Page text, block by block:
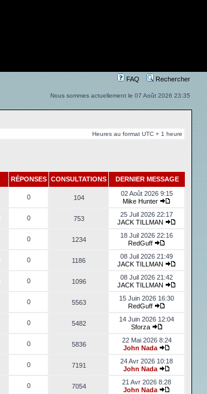
FAQ Rechercher
Nous sommes actuellement le 07 Août 2026 23:35
Heures au format UTC + 1 heure
RÉPONSESCONSULTATIONS DERNIER MESSAGE
0 104
02 Août 2026 9:15
Mike Hunter
0 753
25 Juil 2026 22:17
JACK TILLMAN
0 1234
18 Juil 2026 22:16
RedGuff
0 1186
08 Juil 2026 21:49
JACK TILLMAN
0 1096
08 Juil 2026 21:42
JACK TILLMAN
0 5563
15 Juin 2026 16:30
RedGuff
0 5482
14 Juin 2026 12:04
Sforza
0 5836
22 Mai 2026 8:24
John Nada
0 7191
24 Avr 2026 10:18
John Nada
0 7054
21 Avr 2026 8:28
John Nada